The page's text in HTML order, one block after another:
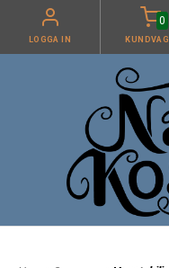
LOGGA IN
0